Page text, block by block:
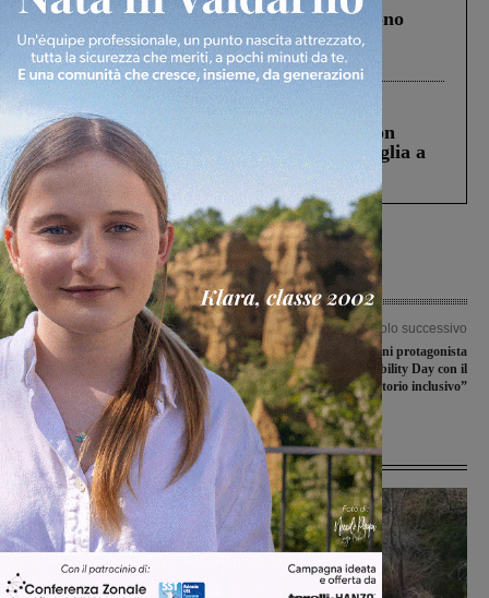
Un anno fa la strage in A1 in cui morirono
Gianni, Giulia e Franco. Lo schianto, il
processo, lo stop ai sorpassi fra tir....
Cronaca 3 Agosto 2026
Scomparso da una struttura di Castiglion
Fiorentino l’uomo che aveva ucciso la figlia a
Levane nel 2020
Articolo precedente
Tari, San Giovanni civica: “Il sindaco
ritiri gli aumenti o chiameremo i
cittadini alla mobilitazione popolare”
Articolo successivo
Terranuova Bracciolini protagonista
al World Accessibility Day con il
progetto “Un territorio inclusivo”
Ultime Notizie